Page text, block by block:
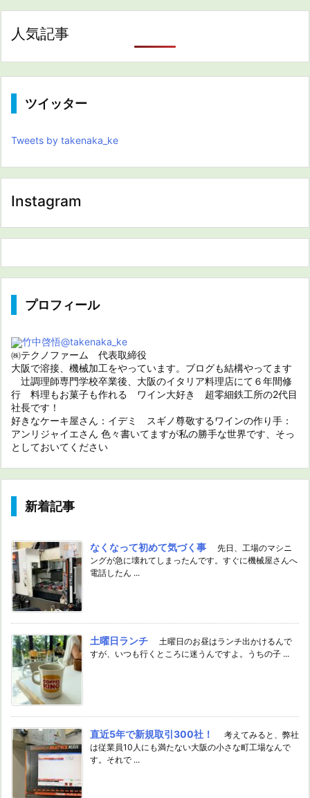
人気記事
ツイッター
Tweets by takenaka_ke
Instagram
プロフィール
竹中啓悟@takenaka_ke
㈱テクノファーム 代表取締役
大阪で溶接、機械加工をやっています。ブログも結構やってます
辻調理師専門学校卒業後、大阪のイタリア料理店にて６年間修
行 料理もお菓子も作れる ワイン大好き 超零細鉄工所の2代目
社長です！
好きなケーキ屋さん：イデミ スギノ尊敬するワインの作り手：
アンリジャイエさん 色々書いてますが私の勝手な世界です、そっ
としておいてください
新着記事
なくなって初めて気づく事
先日、工場のマシニ
ングが急に壊れてしまったんです。すぐに機械屋さんへ
電話したん ...
土曜日ランチ
土曜日のお昼はランチ出かけるんで
すが、いつも行くところに迷うんですよ。うちの子 ...
直近5年で新規取引300社！
考えてみると、弊社
は従業員10人にも満たない大阪の小さな町工場なんで
す。それで ...